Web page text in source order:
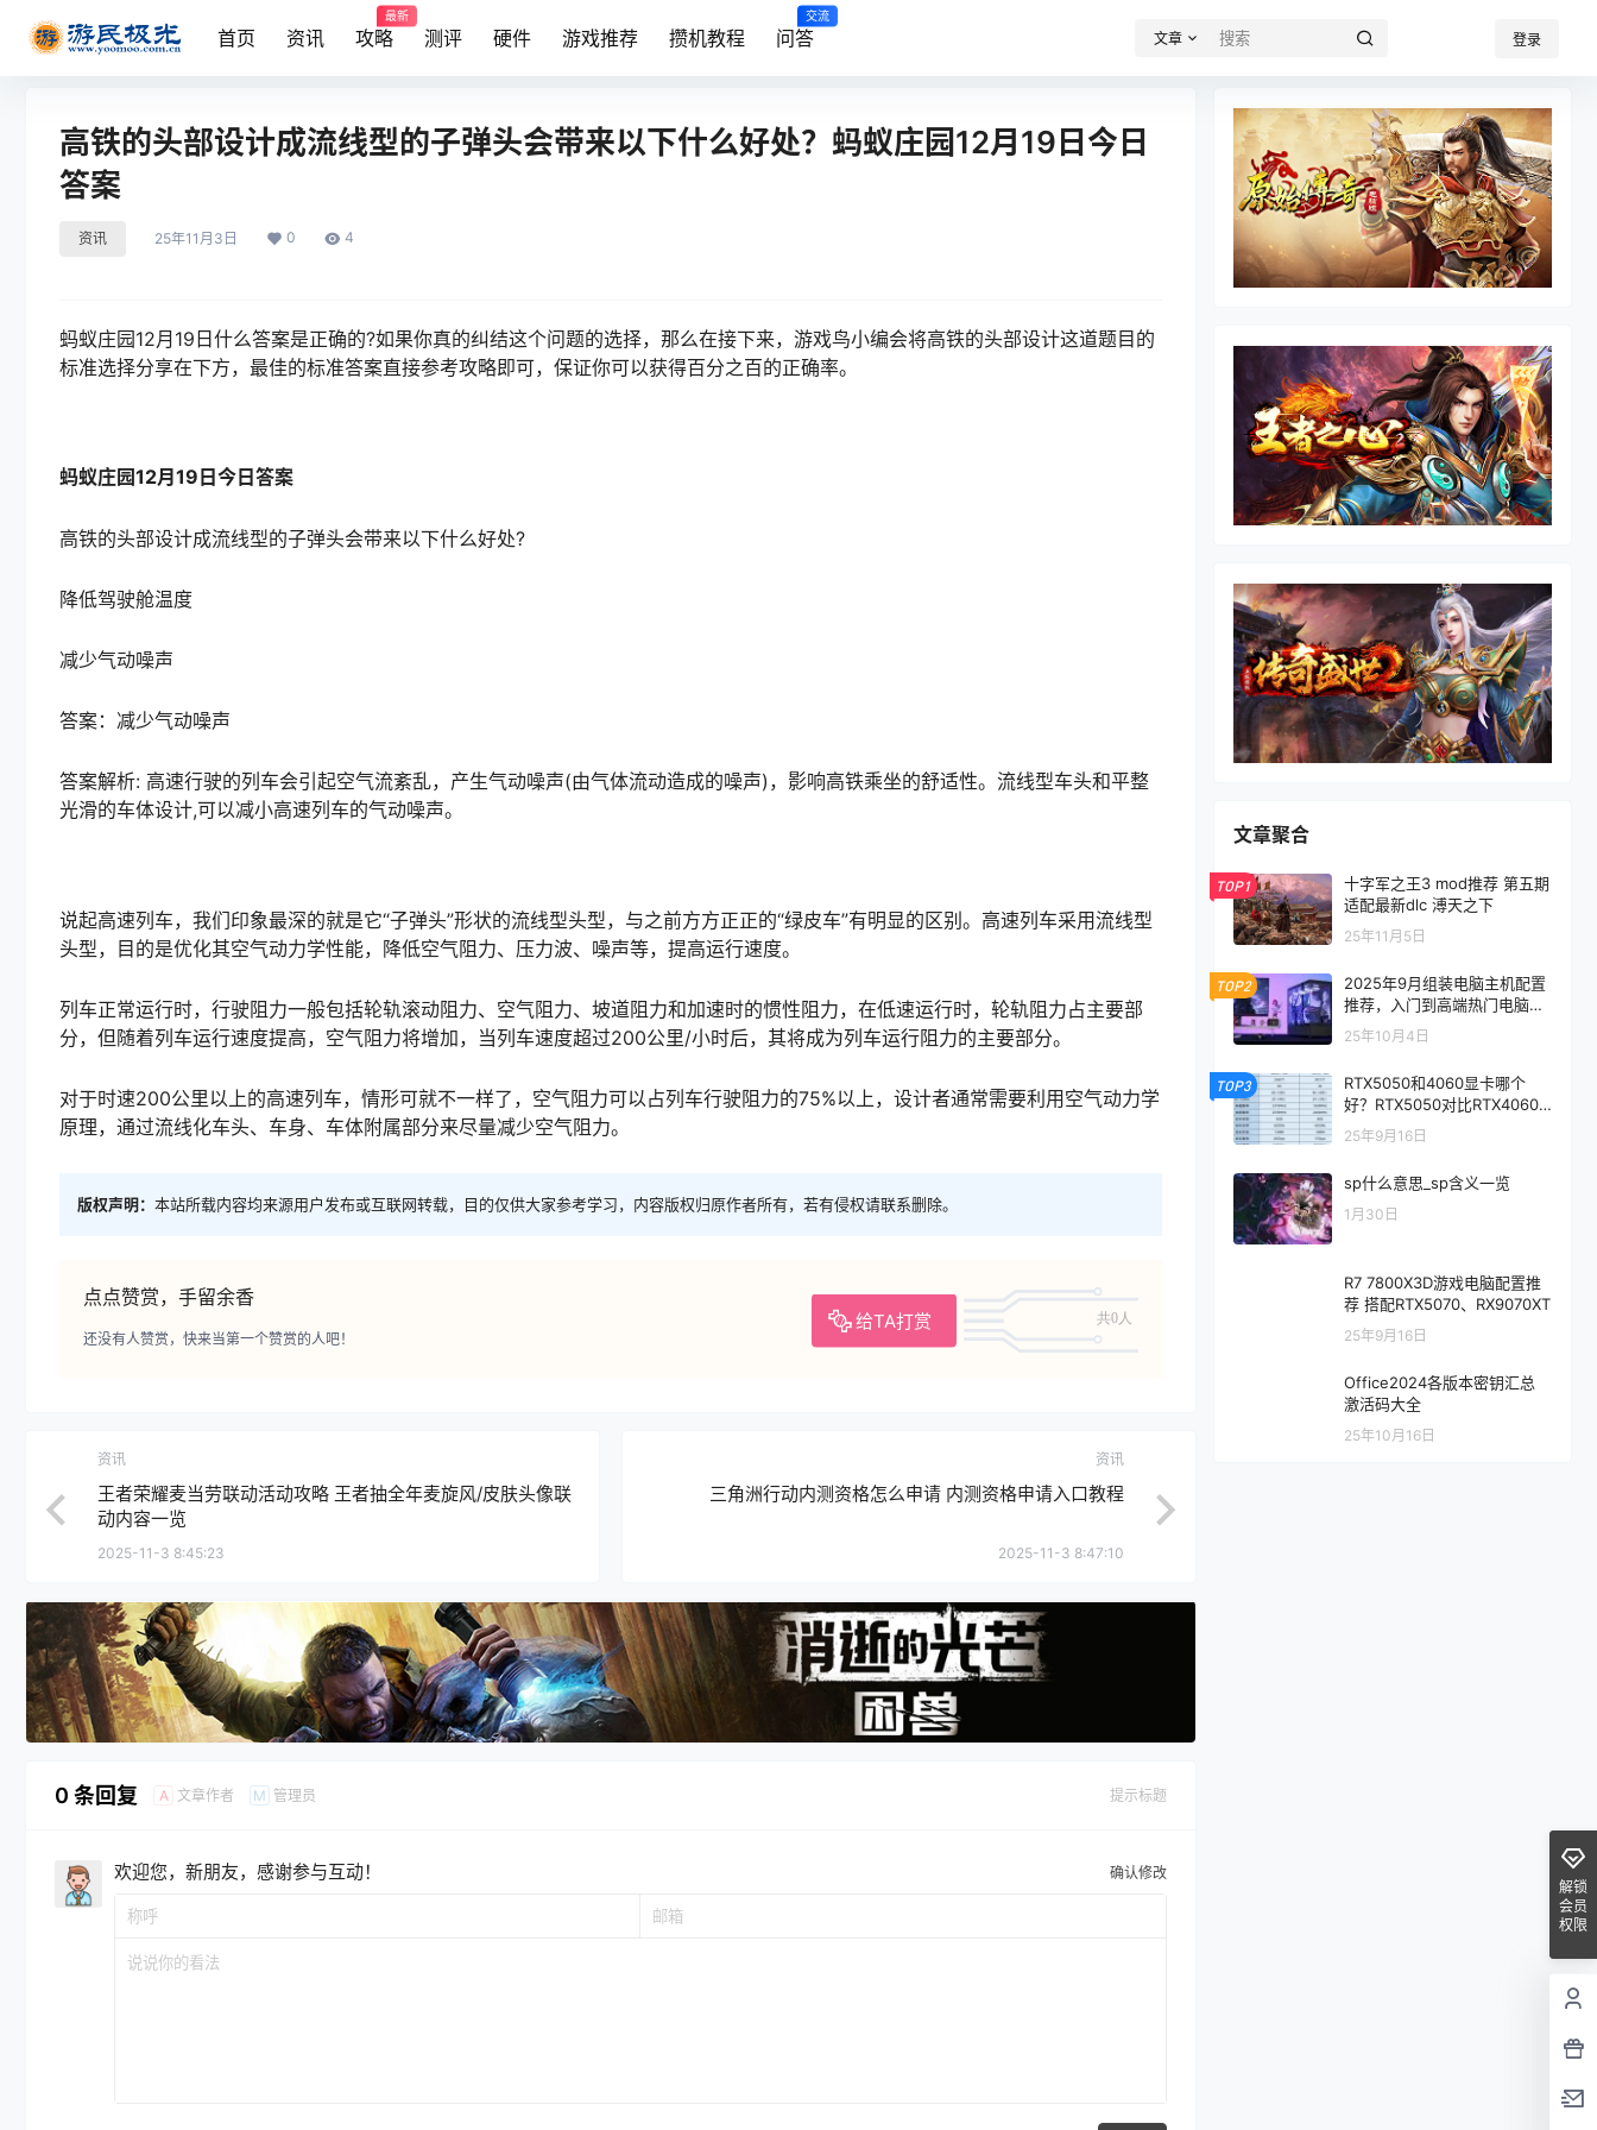
首页 资讯 攻略
最新
测评 硬件 游戏推荐 攒机教程 问答
交流
文章 登录
高铁的头部设计成流线型的子弹头会带来以下什么好处？蚂蚁庄园12月19日今日
答案
资讯 25年11月3日 0 4
蚂蚁庄园12月19日什么答案是正确的?如果你真的纠结这个问题的选择，那么在接下来，游戏鸟小编会将高铁的头部设计这道题目的
标准选择分享在下方，最佳的标准答案直接参考攻略即可，保证你可以获得百分之百的正确率。
蚂蚁庄园12月19日今日答案
高铁的头部设计成流线型的子弹头会带来以下什么好处?
降低驾驶舱温度
减少气动噪声
答案：减少气动噪声
答案解析: 高速行驶的列车会引起空气流紊乱，产生气动噪声(由气体流动造成的噪声)，影响高铁乘坐的舒适性。流线型车头和平整
光滑的车体设计,可以减小高速列车的气动噪声。
说起高速列车，我们印象最深的就是它“子弹头”形状的流线型头型，与之前方方正正的“绿皮车”有明显的区别。高速列车采用流线型
头型，目的是优化其空气动力学性能，降低空气阻力、压力波、噪声等，提高运行速度。
列车正常运行时，行驶阻力一般包括轮轨滚动阻力、空气阻力、坡道阻力和加速时的惯性阻力，在低速运行时，轮轨阻力占主要部
分，但随着列车运行速度提高，空气阻力将增加，当列车速度超过200公里/小时后，其将成为列车运行阻力的主要部分。
对于时速200公里以上的高速列车，情形可就不一样了，空气阻力可以占列车行驶阻力的75%以上，设计者通常需要利用空气动力学
原理，通过流线化车头、车身、车体附属部分来尽量减少空气阻力。
版权声明： 本站所载内容均来源用户发布或互联网转载，目的仅供大家参考学习，内容版权归原作者所有，若有侵权请联系删除。
点点赞赏，手留余香
给TA打赏 共0人
还没有人赞赏，快来当第一个赞赏的人吧！
资讯
王者荣耀麦当劳联动活动攻略 王者抽全年麦旋风/皮肤头像联
动内容一览
2025-11-3 8:45:23
资讯
三角洲行动内测资格怎么申请 内测资格申请入口教程
2025-11-3 8:47:10
0 条回复 A 文章作者 M 管理员 提示标题
欢迎您，新朋友，感谢参与互动！ 确认修改
文章聚合
TOP1
十字军之王3 mod推荐 第五期
适配最新dlc 溥天之下
25年11月5日
TOP2
2025年9月组装电脑主机配置
推荐，入门到高端热门电脑配
置方案
25年10月4日
TOP3
RTX5050和4060显卡哪个
好？RTX5050对比RTX4060/
5060性能评测
25年9月16日
sp什么意思_sp含义一览
1月30日
R7 7800X3D游戏电脑配置推
荐 搭配RTX5070、RX9070XT
25年9月16日
Office2024各版本密钥汇总
激活码大全
25年10月16日
解锁
会员
权限